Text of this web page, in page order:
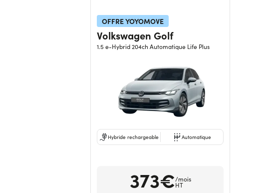
OFFRE YOYOMOVE
Volkswagen Golf
1.5 e-Hybrid 204ch Automatique Life Plus
Hybride rechargeable Automatique
373€/mois
HT